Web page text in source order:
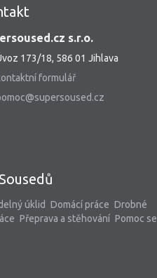
s.r.o.
173/18, 586 01 Jihlava
formulář
úklid Domácí práce Drobné
Přeprava a stěhování Pomoc se